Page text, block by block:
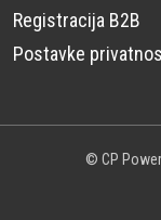
Registracija B2B
Postavke
© CP